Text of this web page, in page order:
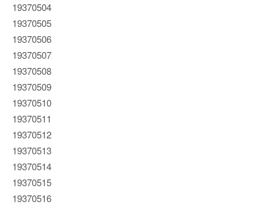
19370504
19370505
19370506
19370507
19370508
19370509
19370510
19370511
19370512
19370513
19370514
19370515
19370516